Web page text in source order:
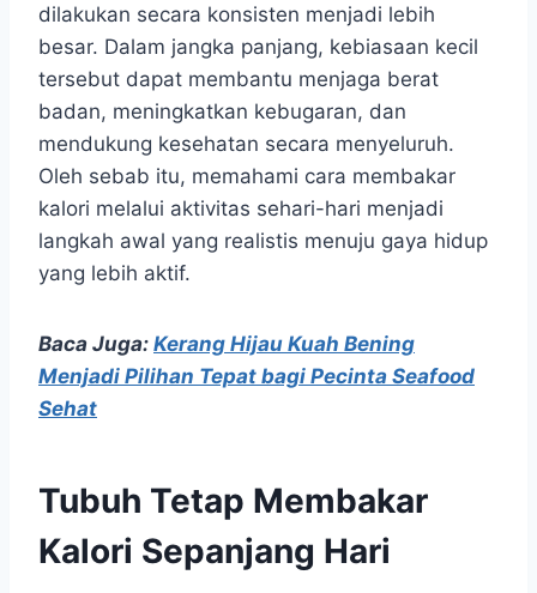
dilakukan secara konsisten menjadi lebih
besar. Dalam jangka panjang, kebiasaan kecil
tersebut dapat membantu menjaga berat
badan, meningkatkan kebugaran, dan
mendukung kesehatan secara menyeluruh.
Oleh sebab itu, memahami cara membakar
kalori melalui aktivitas sehari-hari menjadi
langkah awal yang realistis menuju gaya hidup
yang lebih aktif.
Baca Juga: Kerang Hijau Kuah Bening
Menjadi Pilihan Tepat bagi Pecinta Seafood
Sehat
Tubuh Tetap Membakar
Kalori Sepanjang Hari